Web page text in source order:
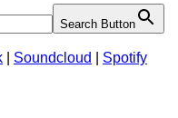
Search Button
Soundcloud Spotify